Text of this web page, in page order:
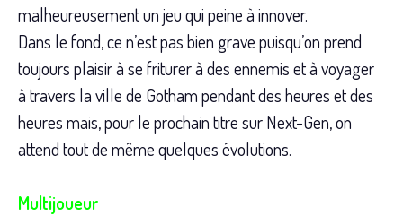
malheureusement un jeu qui peine à innover.
Dans le fond, ce n’est pas bien grave puisqu’on prend
toujours plaisir à se friturer à des ennemis et à voyager
à travers la ville de Gotham pendant des heures et des
heures mais, pour le prochain titre sur Next-Gen, on
attend tout de même quelques évolutions.
Multijoueur